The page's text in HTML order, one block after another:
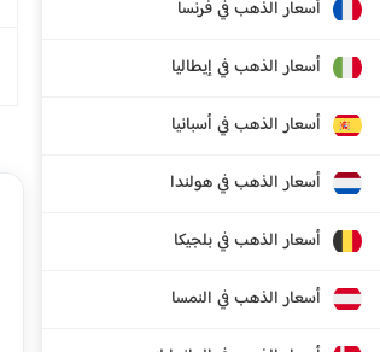
أسعار الذهب في فرنسا
أسعار الذهب في إيطاليا
أسعار الذهب في أسبانيا
أسعار الذهب في هولندا
أسعار الذهب في بلجيكا
أسعار الذهب في النمسا